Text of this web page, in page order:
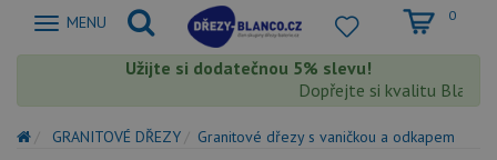
Zobrazit
MENU 0
Užijte si dodatečnou 5% slevu!
Dopřejte si kvalitu Blanco
GRANITOVÉ DŘEZY Granitové dřezy s vaničkou a odkapem